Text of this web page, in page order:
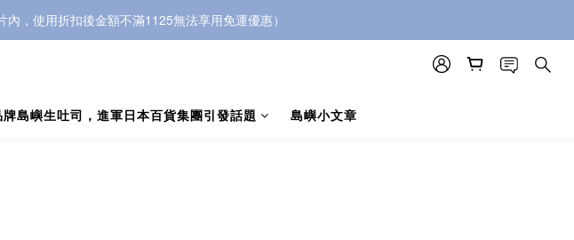
，使用折扣後金額不滿1125無法享用免運優惠）
島嶼生吐司，進軍日本百貨集團引發話題 島嶼小文章